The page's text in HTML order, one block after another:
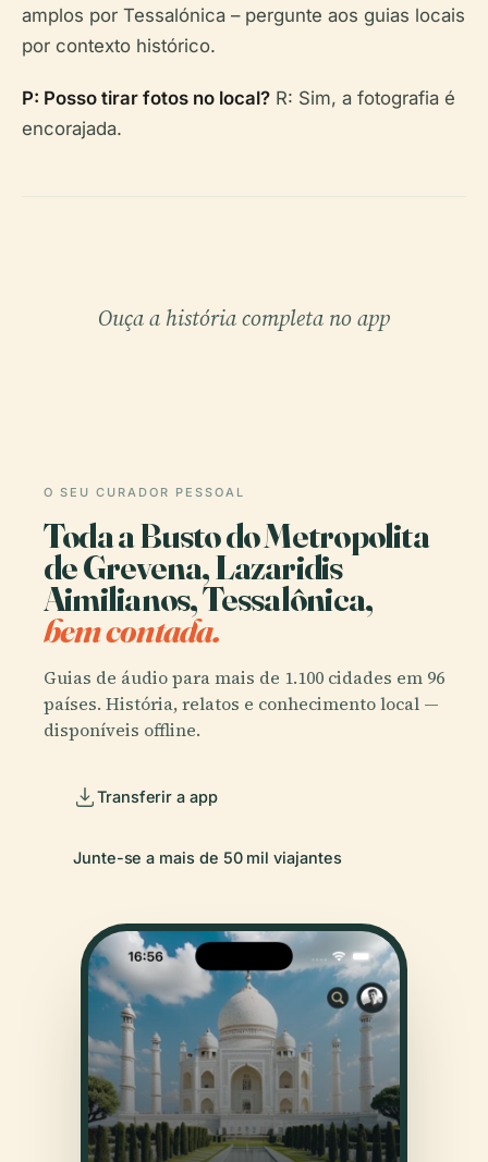
amplos por Tessalónica – pergunte aos guias locais
por contexto histórico.
P: Posso tirar fotos no local? R: Sim, a fotografia é
encorajada.
Ouça a história completa no app
O SEU CURADOR PESSOAL
Toda a Busto do Metropolita
de Grevena, Lazaridis
Aimilianos, Tessalônica,
bem contada.
Guias de áudio para mais de 1.100 cidades em 96
países. História, relatos e conhecimento local —
disponíveis offline.
Transferir a app
Junte-se a mais de 50 mil viajantes